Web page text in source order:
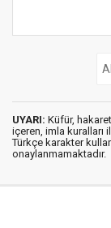
UYARI: Küfür,
içeren, imla kuralları
Türkçe karakter
onaylanmamaktadır.